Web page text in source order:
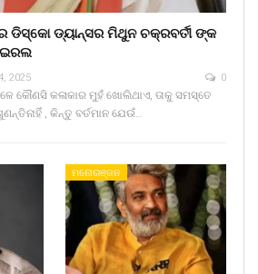
ଡ୍ୟାନ୍ସର ମିଥୁନ ଚକ୍ରବର୍ତୀ ଙ୍କ
2025 0
କୌଣସି କଳାକାର ମୁହଁ ଖୋଲିଥାଏ, ତାକୁ ସମସ୍ତେ
, କିନ୍ତୁ ବର୍ତମାନ ଯେଉଁ…
ମନୋରଞ୍ଜନ